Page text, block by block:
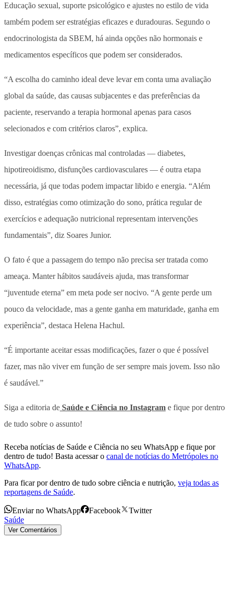
Educação sexual, suporte psicológico e ajustes no estilo de vida
também podem ser estratégias eficazes e duradouras. Segundo o
endocrinologista da SBEM, há ainda opções não hormonais e
medicamentos específicos que podem ser considerados.
“A escolha do caminho ideal deve levar em conta uma avaliação
global da saúde, das causas subjacentes e das preferências da
paciente, reservando a terapia hormonal apenas para casos
selecionados e com critérios claros”, explica.
Investigar doenças crônicas mal controladas — diabetes,
hipotireoidismo, disfunções cardiovasculares — é outra etapa
necessária, já que todas podem impactar libido e energia. “Além
disso, estratégias como otimização do sono, prática regular de
exercícios e adequação nutricional representam intervenções
fundamentais”, diz Soares Junior.
O fato é que a passagem do tempo não precisa ser tratada como
ameaça. Manter hábitos saudáveis ajuda, mas transformar
“juventude eterna” em meta pode ser nocivo. “A gente perde um
pouco da velocidade, mas a gente ganha em maturidade, ganha em
experiência”, destaca Helena Hachul.
“É importante aceitar essas modificações, fazer o que é possível
fazer, mas não viver em função de ser sempre mais jovem. Isso não
é saudável.”
Siga a editoria de Saúde e Ciência no Instagram e fique por dentro
de tudo sobre o assunto!
Receba notícias de Saúde e Ciência no seu WhatsApp e fique por
dentro de tudo! Basta acessar o canal de notícias do Metrópoles no
WhatsApp.
Para ficar por dentro de tudo sobre ciência e nutrição, veja todas as
reportagens de Saúde.
Enviar no WhatsApp Facebook
Twitter
Saúde
Ver Comentários